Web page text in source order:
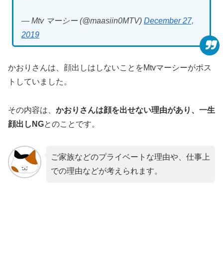
— Mtv マーシー (@maasiin0MTV) December 27,
2019
かおりさんは、顔出しはしないことをMtvマーシーがポス
トしていました。
その内容は、 かおりさんは顔を出せない理由があり、一生
顔出しNGとのことです。
ご家族などのプライベートな理由や、仕事上
での理由などが考えられます。